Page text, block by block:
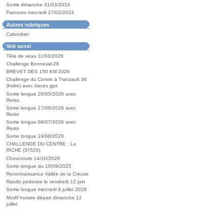
Sortie dimanche 31/03/2024
Parcours mercredi 27/03/2024
Autres rubriques
Calendrier
Voir aussi
Tête de veau 11/03/2026
Challenge Bonneval-28
BREVET DES 150 KM 2026
Challenge du Centre à Tranzault 36
(Indre) avec traces gpx
Sortie longue 20/05/2026 avec
Resto.
Sortie longue 17/06/2026 avec
Resto
Sortie longue 08/07/2026 avec
Resto
Sortie longue 19/08/2026
CHALLENGE DU CENTRE : La
RICHE (37520)
Choucroute 14/10/2026
Sortie longue du 10/09/2025
Reconnaissance Vallée de la Creuse
Rando pedestre le vendredi 12 juin
Sortie longue mercredi 8 juillet 2026
Modif horaire départ dimanche 12
juillet